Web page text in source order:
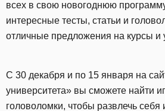
всех в свою новогоднюю
интересные тесты, статьи и
отличные предложения на курсы и
С 30 декабря и по 15 января на
университета» вы сможете найти
головоломки, чтобы развлечь себя